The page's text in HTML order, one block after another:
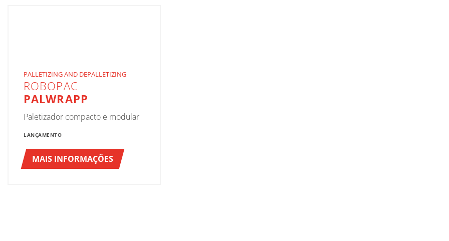
PALLETIZING AND DEPALLETIZING
ROBOPAC
PALWRAPP
Paletizador compacto e modular
LANÇAMENTO
MAIS INFORMAÇÕES